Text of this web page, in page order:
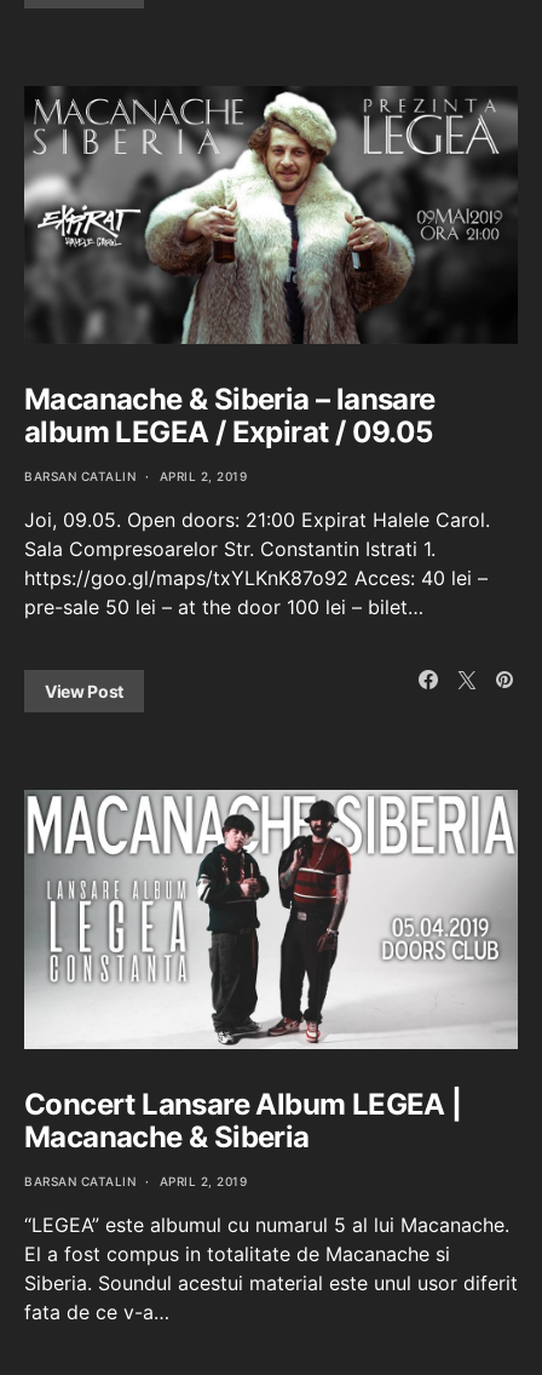
Macanache & Siberia – lansare
album LEGEA / Expirat / 09.05
BARSAN CATALIN APRIL 2, 2019
Joi, 09.05. Open doors: 21:00 Expirat Halele Carol.
Sala Compresoarelor Str. Constantin Istrati 1.
https://goo.gl/maps/txYLKnK87o92 Acces: 40 lei –
pre-sale 50 lei – at the door 100 lei – bilet…
View Post
Concert Lansare Album LEGEA |
Macanache & Siberia
BARSAN CATALIN APRIL 2, 2019
“LEGEA” este albumul cu numarul 5 al lui Macanache.
El a fost compus in totalitate de Macanache si
Siberia. Soundul acestui material este unul usor diferit
fata de ce v-a…